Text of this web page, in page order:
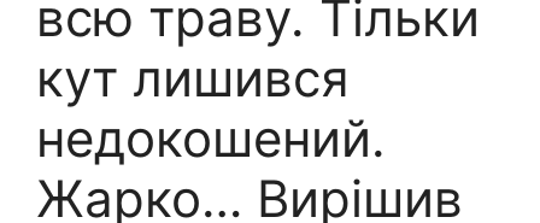
всю траву. Тільки
кут лишився
недокошений.
Жарко… Вирішив